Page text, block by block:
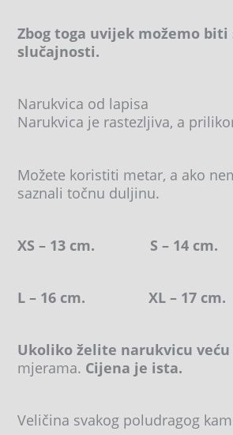
Zbog toga uvijek možemo
slučajnosti.
Narukvica od lapisa
Narukvica je rastezljiva, a
Možete koristiti metar, a ako
saznali točnu duljinu.
XS – 13 cm. S – 14
L – 16 cm. XL – 17
Ukoliko želite narukvicu veću
mjerama. Cijena je ista.
Veličina svakog poludragog